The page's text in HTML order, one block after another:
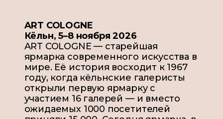
ART COLOGNE
Кёльн, 5–8 ноября 2026
ART COLOGNE — старейшая
ярмарка современного искусства в
мире. Её история восходит к 1967
году, когда кёльнские галеристы
открыли первую ярмарку с
участием 16 галерей — и вместо
ожидаемых 1000 посетителей